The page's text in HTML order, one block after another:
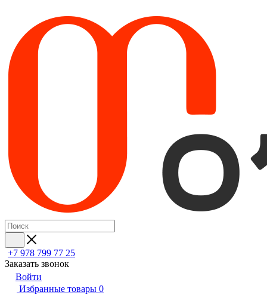
+7 978 799 77 25
Заказать звонок
Войти
Избранные товары 0